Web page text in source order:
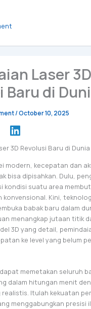
Laser
Baru di
/October 10, 2025
modern, kecepatan dan
bisa dipisahkan. Dulu,
kondisi suatu area
konvensional. Kini,
babak baru dalam
menangkap jutaan titik
3D yang detail,
ke level yang belum
memetakan seluruh
dalam hitungan menit
Itulah kekuatan
menggabungkan presisi